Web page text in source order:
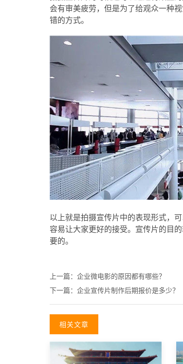
会有审美疲劳，但是为了给观众一种
错的方式。
以上就是拍摄宣传片中的表现形式，
容易让大家更好的接受。宣传片的目
要的。
上一篇： 企业微电影的原因都有哪些？
下一篇： 企业宣传片制作后期报价是多少？
相关文章